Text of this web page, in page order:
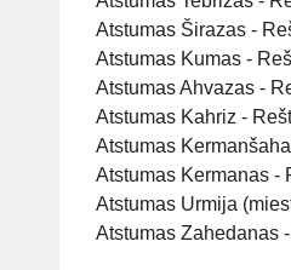
Atstumas Širazas -
Atstumas Kumas -
Atstumas Ahvazas -
Atstumas Kahriz -
Atstumas
Atstumas Kermanas -
Atstumas Urmija
Atstumas Zahedanas